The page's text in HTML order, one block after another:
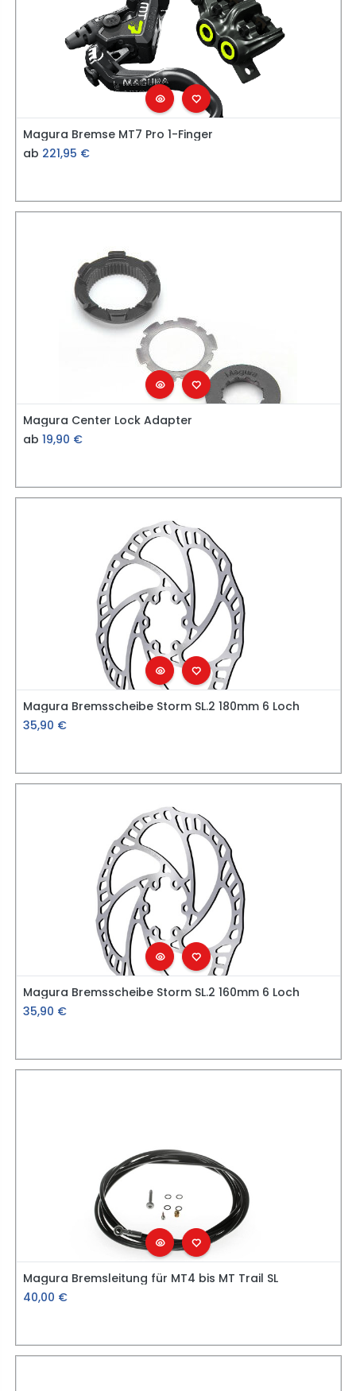
Magura Bremse MT7 Pro 1-Finger
ab 221,95 €
Magura Center Lock Adapter
ab 19,90 €
Magura Bremsscheibe Storm SL.2 180mm 6 Loch
35,90 €
Magura Bremsscheibe Storm SL.2 160mm 6 Loch
35,90 €
Magura Bremsleitung für MT4 bis MT Trail SL
40,00 €